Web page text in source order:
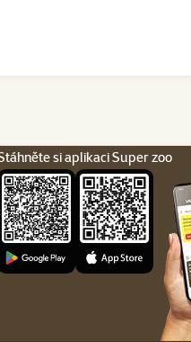
si aplikaci Super zoo